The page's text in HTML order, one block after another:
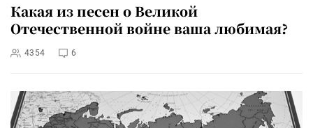
Какая из песен о Великой
Отечественной войне ваша любимая?
4354 6